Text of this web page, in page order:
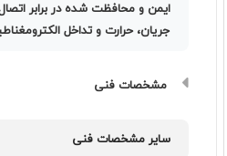
ایمن و محافظت شده در برابر اتصال
جریان، حرارت و تداخل
مشخصات فنی
سایر مشخصات فنی